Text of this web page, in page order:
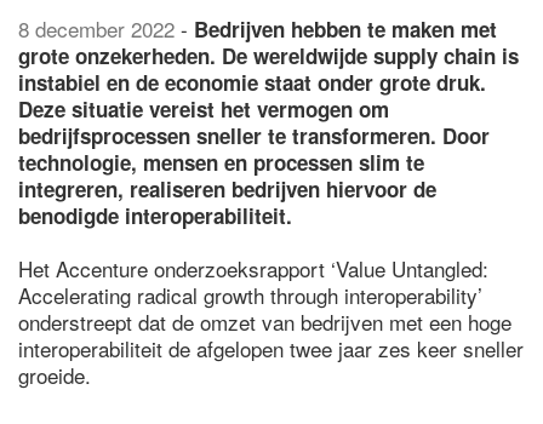
8 december 2022 - Bedrijven hebben te maken met
grote onzekerheden. De wereldwijde supply chain is
instabiel en de economie staat onder grote druk.
Deze situatie vereist het vermogen om
bedrijfsprocessen sneller te transformeren. Door
technologie, mensen en processen slim te
integreren, realiseren bedrijven hiervoor de
benodigde interoperabiliteit.
Het Accenture onderzoeksrapport ‘Value Untangled:
Accelerating radical growth through interoperability’
onderstreept dat de omzet van bedrijven met een hoge
interoperabiliteit de afgelopen twee jaar zes keer sneller
groeide.